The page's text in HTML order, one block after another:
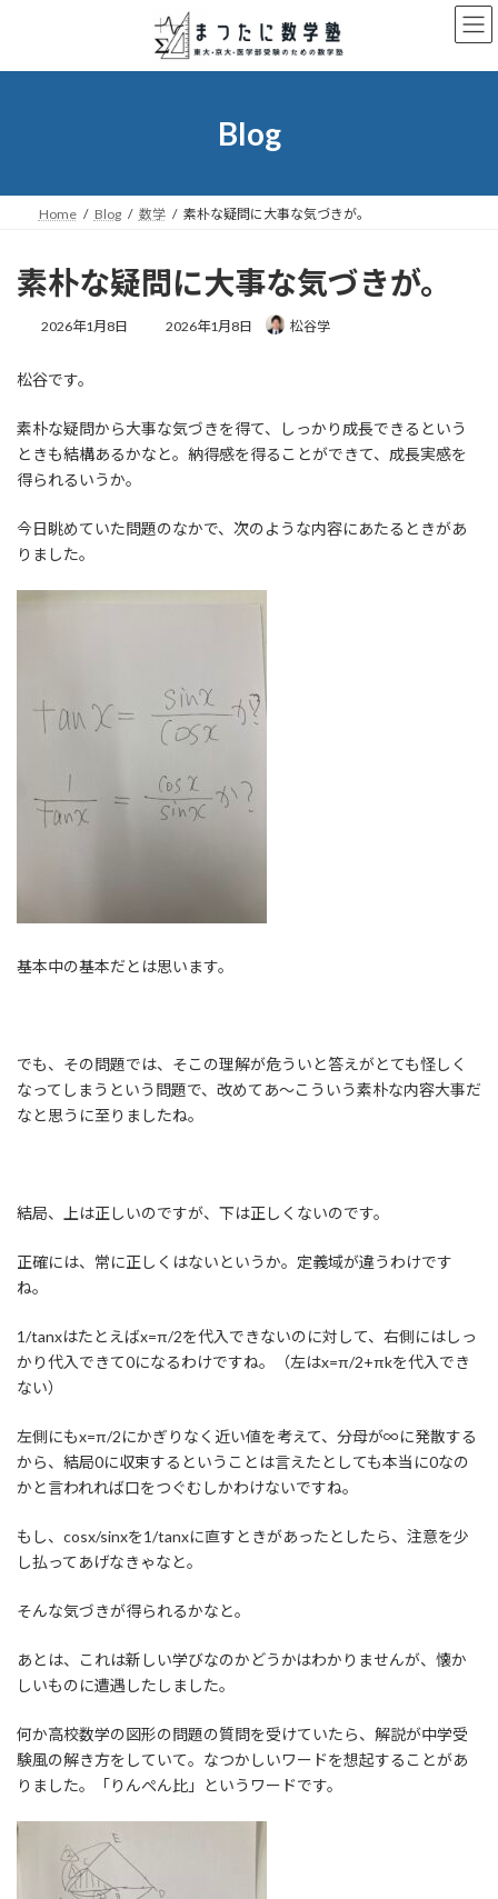
ン
ー
Blog
Home Blog 数学 素朴な疑問に大事な気づきが。
素朴な疑問に大事な気づきが。
2026年1月8日
最
時
:
2026年1月8日 松谷学
松谷です。
素朴な疑問から大事な気づきを得て、しっかり成長できるという
ときも結構あるかなと。納得感を得ることができて、成長実感を
得られるいうか。
今日眺めていた問題のなかで、次のような内容にあたるときがあ
りました。
基本中の基本だとは思います。
でも、その問題では、そこの理解が危ういと答えがとても怪しく
なってしまうという問題で、改めてあ～こういう素朴な内容大事だ
なと思うに至りましたね。
結局、上は正しいのですが、下は正しくないのです。
正確には、常に正しくはないというか。定義域が違うわけです
ね。
1/tanxはたとえばx=π/2を代入できないのに対して、右側にはしっ
かり代入できて0になるわけですね。（左はx=π/2+πkを代入でき
ない）
左側にもx=π/2にかぎりなく近い値を考えて、分母が∞に発散する
から、結局0に収束するということは言えたとしても本当に0なの
かと言われれば口をつぐむしかわけないですね。
もし、cosx/sinxを1/tanxに直すときがあったとしたら、注意を少
し払ってあげなきゃなと。
そんな気づきが得られるかなと。
あとは、これは新しい学びなのかどうかはわかりませんが、懐か
しいものに遭遇したしました。
何か高校数学の図形の問題の質問を受けていたら、解説が中学受
験風の解き方をしていて。なつかしいワードを想起することがあ
りました。「りんぺん比」というワードです。